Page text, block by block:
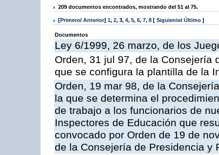
209 documentos encontrados, mostrando del 51 al 75.
[Primero/ Anterior] 1, 2, 3, 4, 5, 6, 7, 8 [ Siguiente/ Último ]
Documentos
Ley 6/1999, 26 marzo, de los
Orden, 31 jul 97, de la Consejería
que se configura la plantilla de la
Orden, 19 mar 98, de la
la que se determina el
de trabajo a los funcionarios de
Inspectores de Educación que
convocado por Orden de 19 de
de la Consejería de Presidencia y